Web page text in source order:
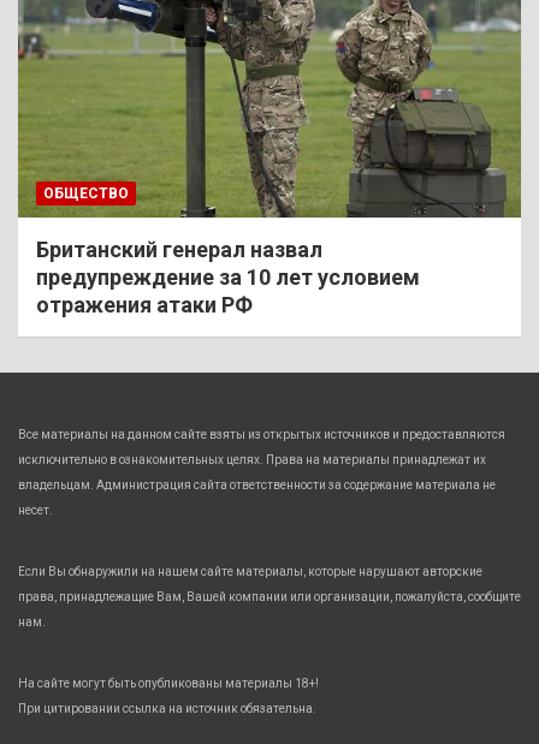
ОБЩЕСТВО
Британский генерал назвал
предупреждение за 10 лет условием
отражения атаки РФ
Все материалы на данном сайте взяты из открытых источников и предоставляются
исключительно в ознакомительных целях. Права на материалы принадлежат их
владельцам. Администрация сайта ответственности за содержание материала не
несет.
Если Вы обнаружили на нашем сайте материалы, которые нарушают авторские
права, принадлежащие Вам, Вашей компании или организации, пожалуйста, сообщите
нам.
На сайте могут быть опубликованы материалы 18+!
При цитировании ссылка на источник обязательна.